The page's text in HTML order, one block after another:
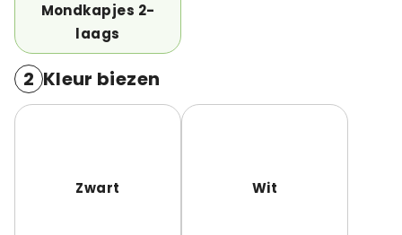
Mondkapjes 2-
laags
2 Kleur biezen
Zwart Wit